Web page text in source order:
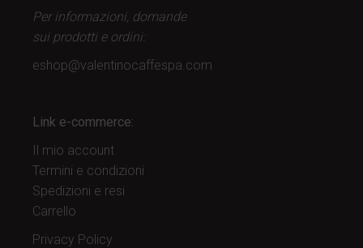
Per informazioni, domande
sui prodotti e ordini:
eshop@valentinocaffespa.com
Link e-commerce:
Il mio account
Termini e condizioni
Spedizioni e resi
Carrello
Privacy Policy